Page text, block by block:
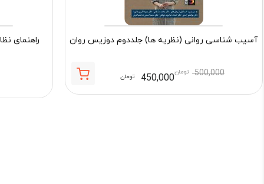
آسیب شناسی روانی (نظریه ها) جلددوم دوزیس روان
500,000 تومان450,000 تومان
راهنمای